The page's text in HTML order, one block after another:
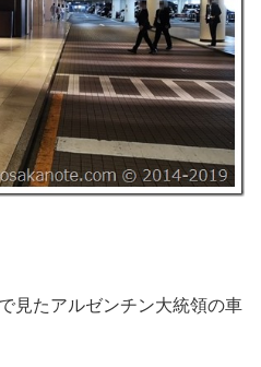
見たアルゼンチン大統領の車